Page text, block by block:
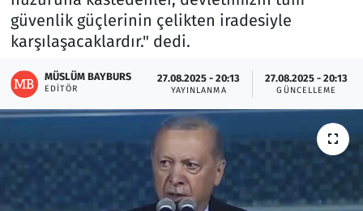
güvenlik güçlerinin çelikten iradesiyle
karşılaşacaklardır." dedi.
MÜSLÜM BAYBURS
EDITÖR
27.08.2025 - 20:13
YAYINLANMA
27.08.2025 - 20:13
GÜNCELLEME
Otomobil
Oyun
Ramazan
Rüya Tabirleri